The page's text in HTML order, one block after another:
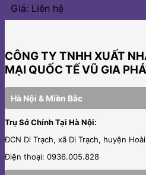
Giá: Liên hệ
CÔNG TY TNHH XUẤT
MẠI QUỐC TẾ VŨ GIA
Hà Nội & Miền Bắc
Trụ Sở Chính Tại Hà Nội:
ĐCN Di Trạch, xã Di Trạch, huyện
Điện thoại: 0936.005.828